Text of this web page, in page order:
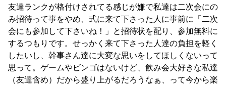
友達ランクが格付けされてる感じが嫌で私達は二次会にの
み招待って事をやめ、式に来て下さった人に事前に「二次
会にも参加して下さいね！」と招待状を配り、参加無料に
するつもりです。せっかく来て下さった人達の負担を軽く
したいし、幹事さん達に大変な思いをしてほしくないって
思って。ゲームやビンゴはないけど、飲み会大好きな私達
（友達含め）だから盛り上がるだろうなぁ、って今から楽